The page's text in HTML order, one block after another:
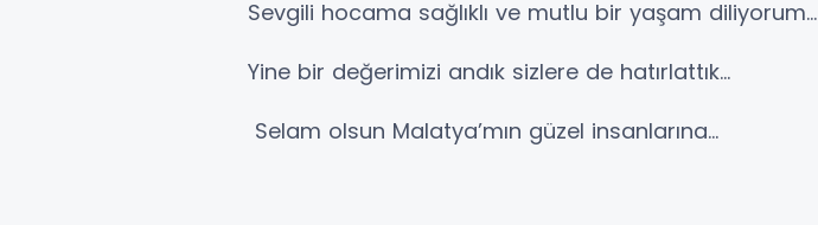
Sevgili hocama sağlıklı ve mutlu bir yaşam diliyorum...
Yine bir değerimizi andık sizlere de hatırlattık...
Selam olsun Malatya’mın güzel insanlarına...